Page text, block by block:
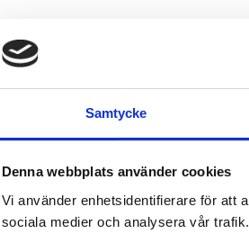
Samtycke
Denna webbplats använder cookies
Vi använder enhetsidentifierare för att
sociala medier och analysera vår
Mölndalsån